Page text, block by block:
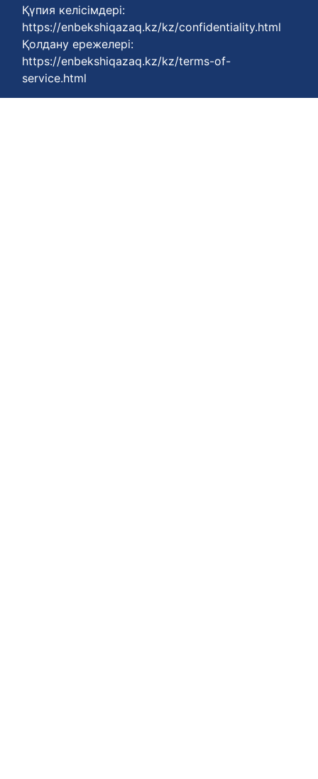
Қүпия келісімдері:
https://enbekshiqazaq.kz/kz/confidentiality.html
Қолдану ережелері:
https://enbekshiqazaq.kz/kz/terms-of-
service.html